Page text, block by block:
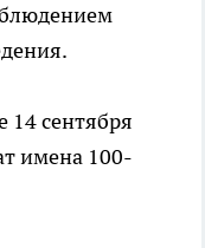
14 сентября
имена 100-